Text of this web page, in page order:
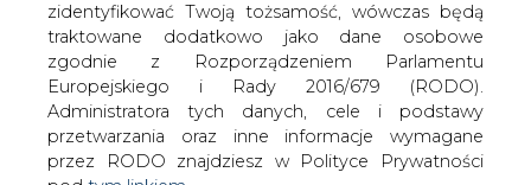
zidentyfikować Twoją tożsamość, wówczas będą
traktowane dodatkowo jako dane osobowe
zgodnie z Rozporządzeniem Parlamentu
Europejskiego i Rady 2016/679 (RODO).
Administratora tych danych, cele i podstawy
przetwarzania oraz inne informacje wymagane
przez RODO znajdziesz w Polityce Prywatności